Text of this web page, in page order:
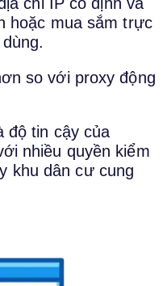
hoặc mua sắm trực
so với proxy động
độ tin cậy của
nhiều quyền kiểm
khu dân cư cung